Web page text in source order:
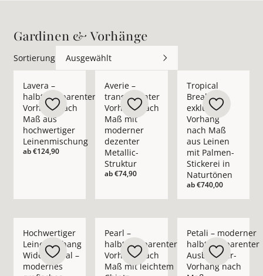
Gardinen & Vorhänge
Sortierung Ausgewählt
Lavera –
halbtransparenter
Vorhang nach
Maß aus
hochwertiger
Leinenmischung
ab€124,90
Averie –
transparenter
Vorhang nach
Maß mit
moderner
dezenter
Metallic-
Struktur
ab€74,90
Tropical
Break –
exklusiver
Vorhang
nach Maß
aus Leinen
mit Palmen-
Stickerei in
Naturtönen
ab€740,00
Hochwertiger
Leinenvorhang
Wide Appeal –
modernes
Pearl –
halbtransparenter
Vorhang nach
Maß mit leichtem
Petali – moderner
halbtransparenter
Ausbrenner-
Vorhang nach